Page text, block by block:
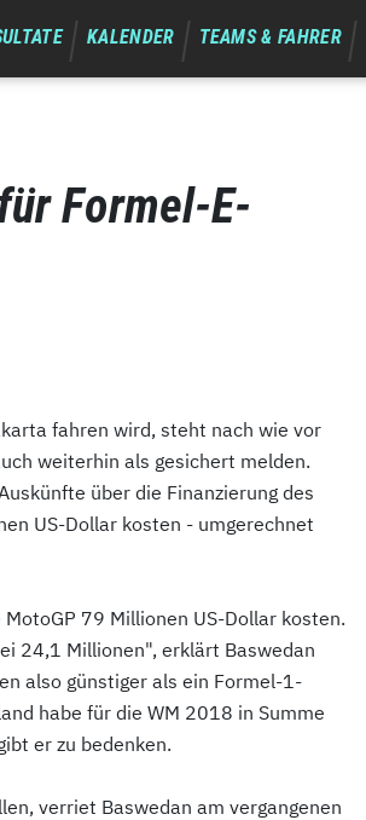
KALENDER TEAMS & FAHRER
Formel-E-
fahren wird, steht nach wie vor
weiterhin als gesichert melden.
über die Finanzierung des
US-Dollar kosten - umgerechnet
79 Millionen US-Dollar kosten.
24,1 Millionen", erklärt Baswedan
also günstiger als ein Formel-1-
habe für die WM 2018 in Summe
er zu bedenken.
verriet Baswedan am vergangenen